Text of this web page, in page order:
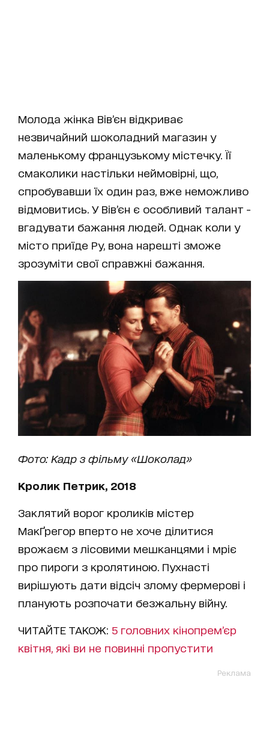
Молода жінка Вів’єн відкриває
незвичайний шоколадний магазин у
маленькому французькому містечку. Її
смаколики настільки неймовірні, що,
спробувавши їх один раз, вже неможливо
відмовитись. У Вів’єн є особливий талант -
вгадувати бажання людей. Однак коли у
місто приїде Ру, вона нарешті зможе
зрозуміти свої справжні бажання.
Фото: Кадр з фільму «Шоколад»
Кролик Петрик, 2018
Заклятий ворог кроликів містер
МакҐрегор вперто не хоче ділитися
врожаєм з лісовими мешканцями і мріє
про пироги з кролятиною. Пухнасті
вирішують дати відсіч злому фермерові і
планують розпочати безжальну війну.
ЧИТАЙТЕ ТАКОЖ: 5 головних кінопрем’єр
квітня, які ви не повинні пропустити
Реклама